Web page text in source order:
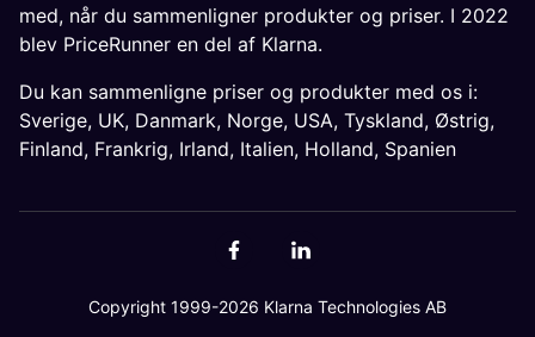
med, når du sammenligner produkter og priser. I 2022
blev PriceRunner en del af Klarna.
Du kan sammenligne priser og produkter med os i:
Sverige, UK, Danmark, Norge, USA, Tyskland, Østrig,
Finland, Frankrig, Irland, Italien, Holland, Spanien
Copyright 1999-2026 Klarna Technologies AB